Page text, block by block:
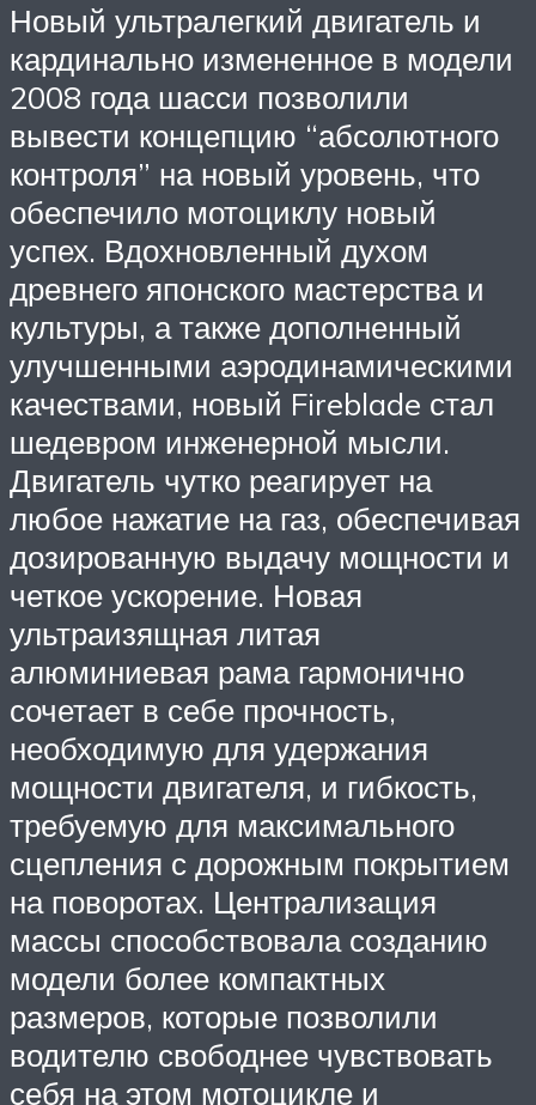
Новый ультралегкий двигатель и
кардинально измененное в модели
2008 года шасси позволили
вывести концепцию “абсолютного
контроля” на новый уровень, что
обеспечило мотоциклу новый
успех. Вдохновленный духом
древнего японского мастерства и
культуры, а также дополненный
улучшенными аэродинамическими
качествами, новый Fireblade стал
шедевром инженерной мысли.
Двигатель чутко реагирует на
любое нажатие на газ, обеспечивая
дозированную выдачу мощности и
четкое ускорение. Новая
ультраизящная литая
алюминиевая рама гармонично
сочетает в себе прочность,
необходимую для удержания
мощности двигателя, и гибкость,
требуемую для максимального
сцепления с дорожным покрытием
на поворотах. Централизация
массы способствовала созданию
модели более компактных
размеров, которые позволили
водителю свободнее чувствовать
себя на этом мотоцикле и